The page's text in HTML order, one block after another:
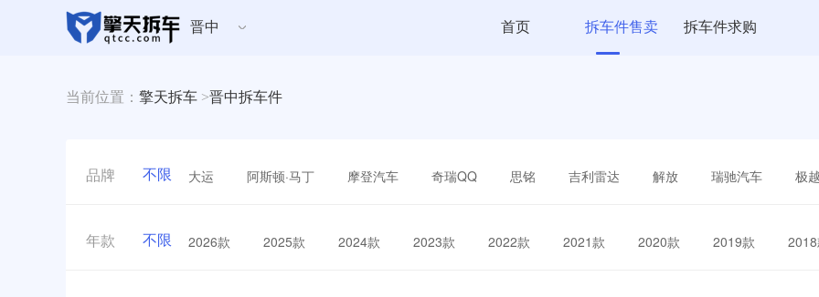
晋中 首页 拆车件售卖 拆车件求购
当前位置： 擎天拆车 >晋中拆车件
品牌 不限 大运 阿斯顿·马丁 摩登汽车 奇瑞QQ 思铭 吉利雷达 解放 瑞驰汽车 极
年款 不限 2026款 2025款 2024款 2023款 2022款 2021款 2020款 2019款